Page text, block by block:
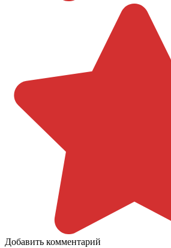
Добавить комментарий